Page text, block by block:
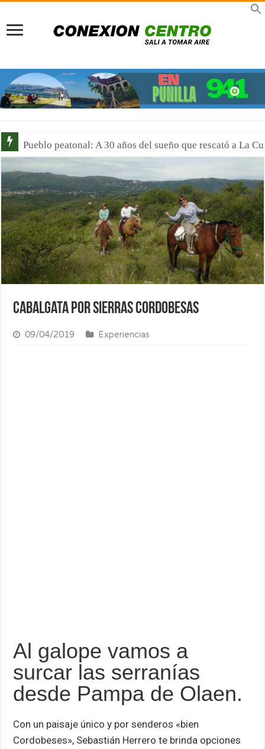
Previaje en La Rioja: Multiplicá tu presupuesto y viví
Cabalgata por sierras cordobesas
09/04/2019 Experiencias
Al galope vamos a
surcar las serranías
desde Pampa de Olaen.
Con un paisaje único y por senderos «bien
Cordobeses», Sebastián Herrero te brinda opciones